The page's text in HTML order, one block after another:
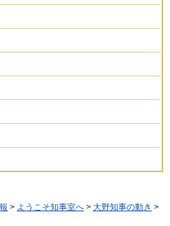
> ようこそ知事室へ > 大野知事の動き >